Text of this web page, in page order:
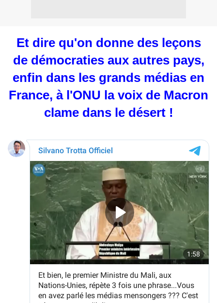
Et dire qu'on donne des leçons
de démocraties aux autres pays,
enfin dans les grands médias en
France, à l'ONU la voix de Macron
clame dans le désert !